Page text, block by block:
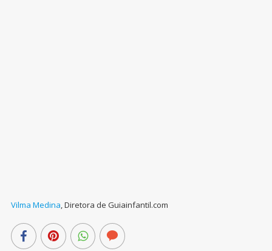
Vilma Medina,Diretora de Guiainfantil.com